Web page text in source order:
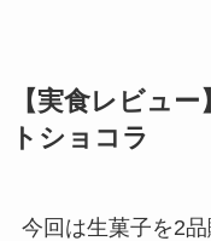
【実食レビュ
トショコラ
今回は生菓子を2品